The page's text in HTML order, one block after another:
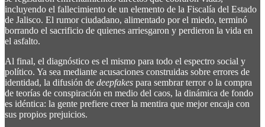
incluyendo el fallecimiento de un elemento de la Fiscalía del Estado
de Jalisco. El rumor ciudadano, alimentado por el miedo, terminó
borrando el sacrificio de quienes arriesgaron y perdieron la vida en
el asfalto.
Al final, el diagnóstico es el mismo para todo el espectro social y
político. Ya sea mediante acusaciones construidas sobre errores de
identidad, la difusión de deepfakes para sembrar terror o la compra
de teorías de conspiración en medio del caos, la dinámica de fondo
es idéntica: la gente prefiere creer la mentira que mejor encaja con
sus propios prejuicios.